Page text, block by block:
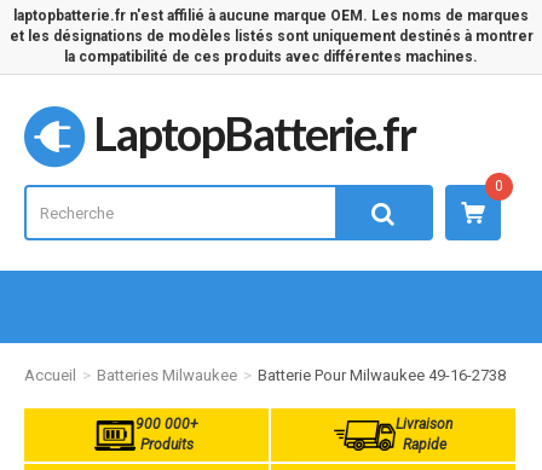
laptopbatterie.fr n'est affilié à aucune marque OEM. Les noms de marques
et les désignations de modèles listés sont uniquement destinés à montrer
la compatibilité de ces produits avec différentes machines.
LaptopBatterie.fr
0
Accueil Batteries Milwaukee Batterie Pour Milwaukee 49-16-2738
900 000+
Produits
Livraison
Rapide